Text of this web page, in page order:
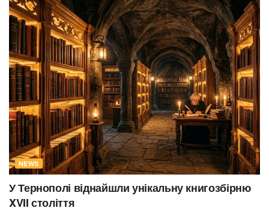
NEWS
У Тернополі віднайшли унікальну книгозбірню
XVII століття